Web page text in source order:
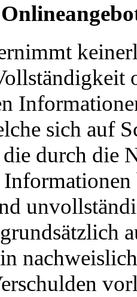
sich auf
durch die